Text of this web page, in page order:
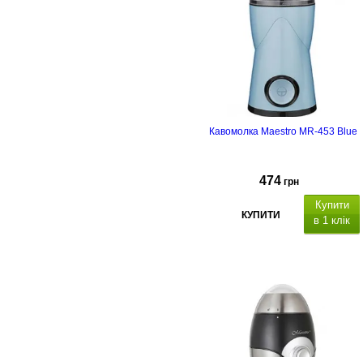
Кавомолка Maestro MR-453 Blue
474 грн
КУПИТИ
Купити
в 1 клік